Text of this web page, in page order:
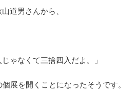
道男さんから、
ゃなくて三捨四入だよ。」
展を開くことになったそうです。